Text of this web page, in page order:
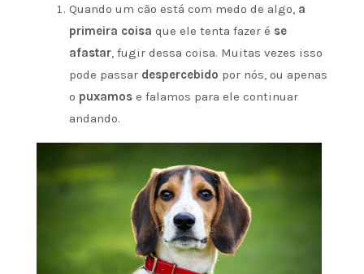
Quando um cão está com medo de algo, a
primeira coisa que ele tenta fazer é se
afastar, fugir dessa coisa. Muitas vezes isso
pode passar despercebido por nós, ou apenas
o puxamos e falamos para ele continuar
andando.